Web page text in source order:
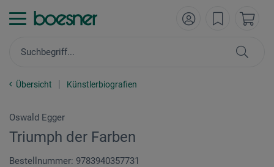
Übersicht Künstlerbiografien
Oswald Egger
Triumph der Farben
Bestellnummer: 9783940357731